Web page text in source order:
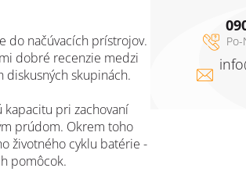
do načúvacích prístrojov.
dobré recenzie medzi
skupinách.
kapacitu pri zachovaní
prúdom. Okrem toho
životného cyklu batérie -
pomôcok.
info